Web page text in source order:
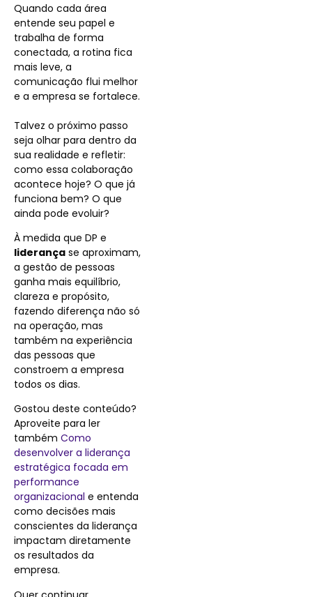
Quando cada área
entende seu papel e
trabalha de forma
conectada, a rotina fica
mais leve, a
comunicação flui melhor
e a empresa se fortalece.
Talvez o próximo passo
seja olhar para dentro da
sua realidade e refletir:
como essa colaboração
acontece hoje? O que já
funciona bem? O que
ainda pode evoluir?
À medida que DP e
liderança se aproximam,
a gestão de pessoas
ganha mais equilíbrio,
clareza e propósito,
fazendo diferença não só
na operação, mas
também na experiência
das pessoas que
constroem a empresa
todos os dias.
Gostou deste conteúdo?
Aproveite para ler
também Como
desenvolver a liderança
estratégica focada em
performance
organizacional e entenda
como decisões mais
conscientes da liderança
impactam diretamente
os resultados da
empresa.